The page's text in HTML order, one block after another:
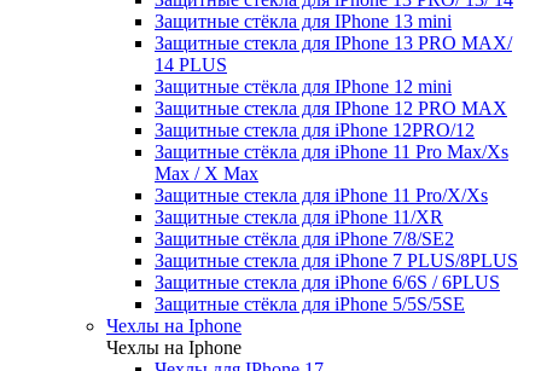
Защитные стёкла для IPhone 13 mini
Защитные стекла для IPhone 13 PRO MAX/
14 PLUS
Защитные стёкла для IPhone 12 mini
Защитные стекла для IPhone 12 PRO MAX
Защитные стекла для iPhone 12PRO/12
Защитные стёкла для iPhone 11 Pro Max/Xs
Max / X Max
Защитные стекла для iPhone 11 Pro/X/Xs
Защитные стекла для iPhone 11/XR
Защитные стёкла для iPhone 7/8/SE2
Защитные стекла для iPhone 7 PLUS/8PLUS
Защитные стекла для iPhone 6/6S / 6PLUS
Защитные стёкла для iPhone 5/5S/5SE
Чехлы на Iphone
Чехлы на Iphone